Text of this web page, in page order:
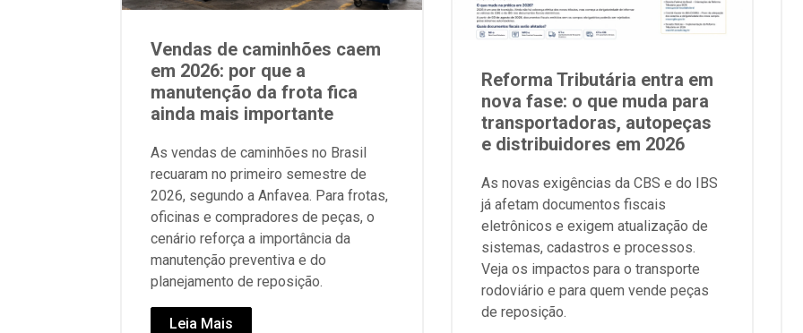
Vendas de caminhões caem
em 2026: por que a
manutenção da frota fica
ainda mais importante
As vendas de caminhões no Brasil
recuaram no primeiro semestre de
2026, segundo a Anfavea. Para frotas,
oficinas e compradores de peças, o
cenário reforça a importância da
manutenção preventiva e do
planejamento de reposição.
Leia Mais
Reforma Tributária entra em
nova fase: o que muda para
transportadoras, autopeças
e distribuidores em 2026
As novas exigências da CBS e do IBS
já afetam documentos fiscais
eletrônicos e exigem atualização de
sistemas, cadastros e processos.
Veja os impactos para o transporte
rodoviário e para quem vende peças
de reposição.